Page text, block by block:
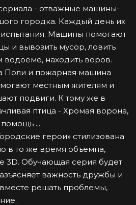
- отважные машины-
городка. Каждый день их
Машины помогают
и вывозить мусор, ловить
водоеме, находить воров.
Поли и пожарная машина
местным жителям и
подвиги. К тому же в
птица - Хромая ворона,
...
герои» стилизована
в то же время объемна,
3D. Обучающая серия будет
важность дружбы и
решать проблемы,